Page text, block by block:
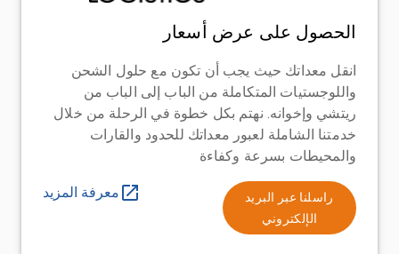
الحصول على عرض أسعار
انقل معداتك حيث يجب أن تكون مع حلول الشحن
واللوجستيات المتكاملة من الباب إلى الباب من
ريتشي وإخوانه. نهتم بكل خطوة في الرحلة من خلال
خدمتنا الشاملة لعبور معداتك للحدود والقارات
والمحيطات بسرعة وكفاءة
راسلنا عبر البريد
الإلكتروني
معرفة المزيد